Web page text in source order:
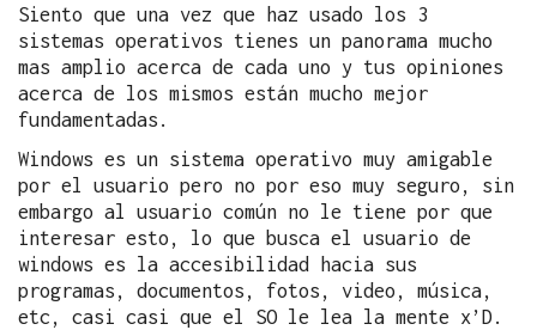
Siento que una vez que haz usado los 3
sistemas operativos tienes un panorama mucho
mas amplio acerca de cada uno y tus opiniones
acerca de los mismos están mucho mejor
fundamentadas.
Windows es un sistema operativo muy amigable
por el usuario pero no por eso muy seguro, sin
embargo al usuario común no le tiene por que
interesar esto, lo que busca el usuario de
windows es la accesibilidad hacia sus
programas, documentos, fotos, video, música,
etc, casi casi que el SO le lea la mente x’D.